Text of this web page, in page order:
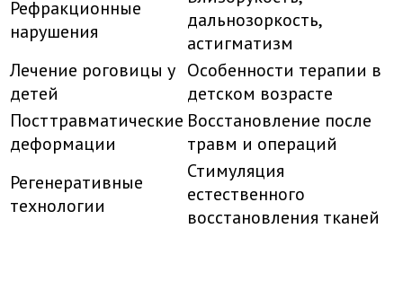
Рефракционные
нарушения
дальнозоркость,
астигматизм
Лечение роговицы у
детей
Особенности терапии в
детском возрасте
Посттравматические
деформации
Восстановление после
травм и операций
Регенеративные
технологии
Стимуляция
естественного
восстановления тканей